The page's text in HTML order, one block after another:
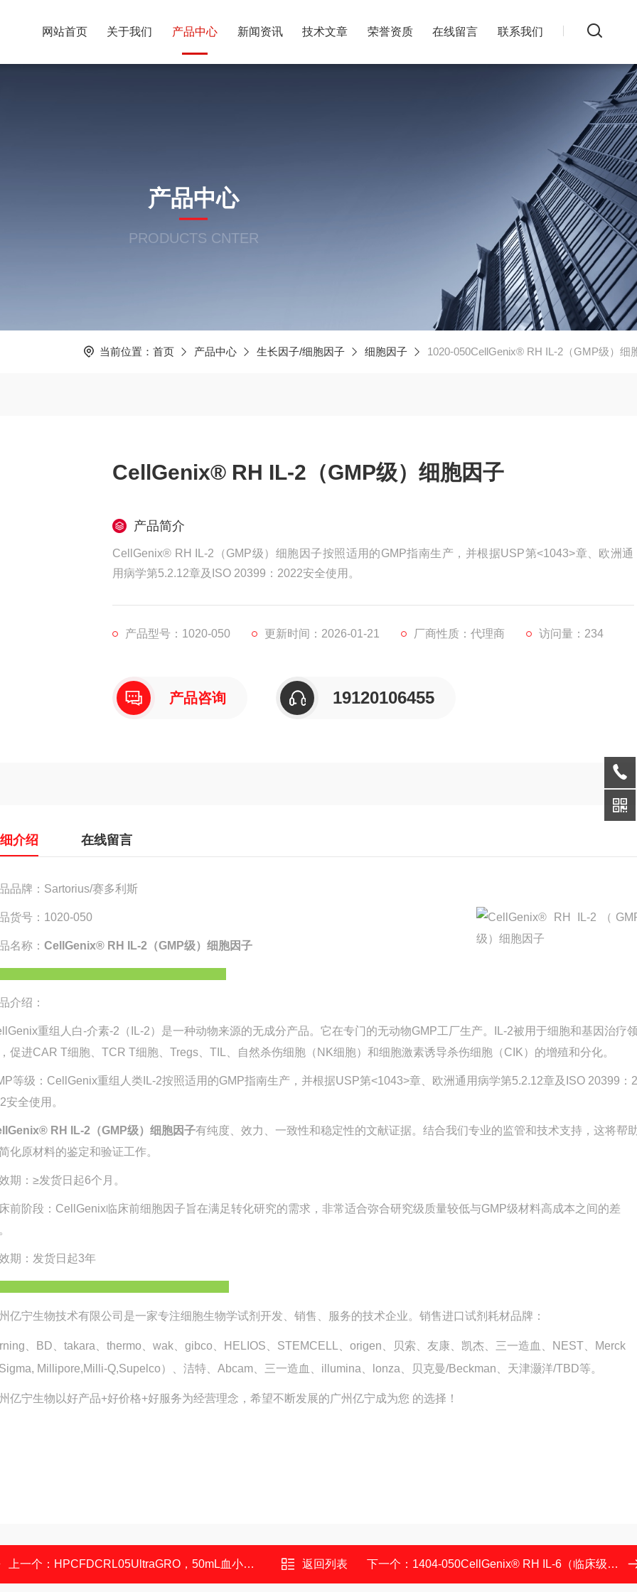
网站首页 关于我们 产品中心 新闻资讯 技术文章 荣誉资质 在线留言 联系我们
产品中心
PRODUCTS CNTER
当前位置： 首页 产品中心 生长因子/细胞因子 细胞因子 1020-050CellGenix® RH IL-2（GMP级）细
CellGenix® RH IL-2（GMP级）细胞因子
产品简介
CellGenix® RH IL-2（GMP级）细胞因子按照适用的GMP指南生产，并根据USP第<1043>章、欧洲通
用病学第5.2.12章及ISO 20399：2022安全使用。
产品型号：1020-050 更新时间：2026-01-21 厂商性质：代理商 访问量：234
产品咨询 19120106455
介绍 在线留言
品牌：Sartorius/赛多利斯
货号：1020-050
名称：CellGenix® RH IL-2（GMP级）细胞因子
介绍：
重组人白-介素-2（IL-2）是一种动物来源的无成分产品。它在专门的无动物GMP工厂生产。IL-2被用于细胞和基因治疗
促进CAR T细胞、TCR T细胞、Tregs、TIL、自然杀伤细胞（NK细胞）和细胞激素诱导杀伤细胞（CIK）的增殖和分化。
等级：CellGenix重组人类IL-2按照适用的GMP指南生产，并根据USP第<1043>章、欧洲通用病学第5.2.12章及ISO 20399：
安全使用。
RH IL-2（GMP级）细胞因子有纯度、效力、一致性和稳定性的文献证据。结合我们专业的监管和技术支持，这将帮
化原材料的鉴定和验证工作。
期：≥发货日起6个月。
前阶段：CellGenix临床前细胞因子旨在满足转化研究的需求，非常适合弥合研究级质量较低与GMP级材料高成本之间的差
期：发货日起3年
亿宁生物技术有限公司是一家专注细胞生物学试剂开发、销售、服务的技术企业。销售进口试剂耗材品牌：
、BD、takara、thermo、wak、gibco、HELIOS、STEMCELL、origen、贝索、友康、凯杰、三一造血、NEST、Merck
Millipore,Milli-Q,Supelco）、洁特、Abcam、三一造血、illumina、lonza、贝克曼/Beckman、天津灏洋/TBD等。
亿宁生物以好产品+好价格+好服务为经营理念，希望不断发展的广州亿宁成为您 的选择！
上一个： HPCFDCRL05UltraGRO，50mL血小板裂解物（含肝素） 返回列表 下一个： 1404-050CellGenix® RH IL-6（临床级）细胞因子